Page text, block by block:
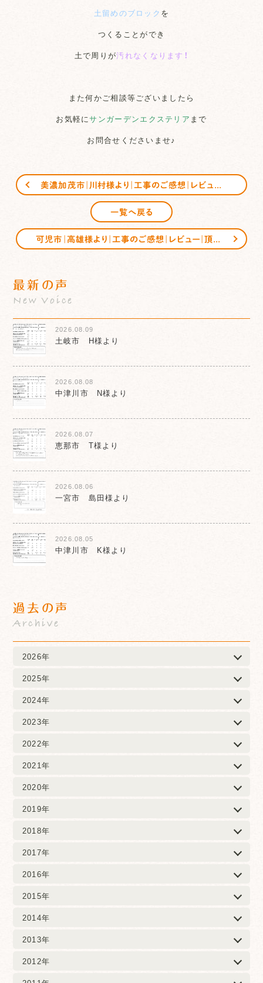
土留めのブロック を
つくることができ
土で周りが汚れなくなります！
また何かご相談等ございましたら
お気軽にサンガーデンエクステリア まで
お問合せくださいませ♪
一覧へ戻る
最新の声
New Voice
2026.08.09
土岐市 H様より
2026.08.08
中津川市 N様より
2026.08.07
恵那市 T様より
2026.08.06
一宮市 島田様より
2026.08.05
中津川市 K様より
過去の声
Archive
2026年
2025年
2024年
2023年
2022年
2021年
2020年
2019年
2018年
2017年
2016年
2015年
2014年
2013年
2012年